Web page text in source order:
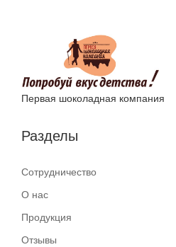
Первая шоколадная компания
Разделы
Сотрудничество
О нас
Продукция
Отзывы